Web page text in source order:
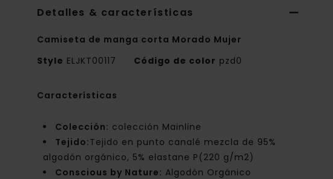
Detalles & características
Camiseta de manga corta Morado Mujer
Style ELJKT00117 Código de color pzd0
Características
Colección: colección Mainline
Tejido:Tejido en punto canalé mezcla de 95%
algodón orgánico, 5% elastane P(220 g/m2)
Conscious by Nature: Algodón Orgánico